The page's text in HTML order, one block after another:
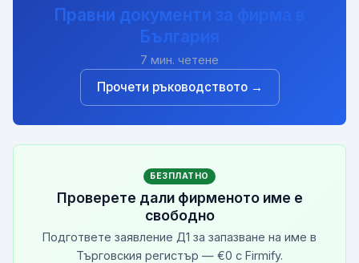
Правни документи за фирма в
България
7 мин. четене
Прочети ръководството →
БЕЗПЛАТНО
Проверете дали фирменото име е
свободно
Подгответе заявление Д1 за запазване на име в
Търговския регистър — €0 с Firmify.